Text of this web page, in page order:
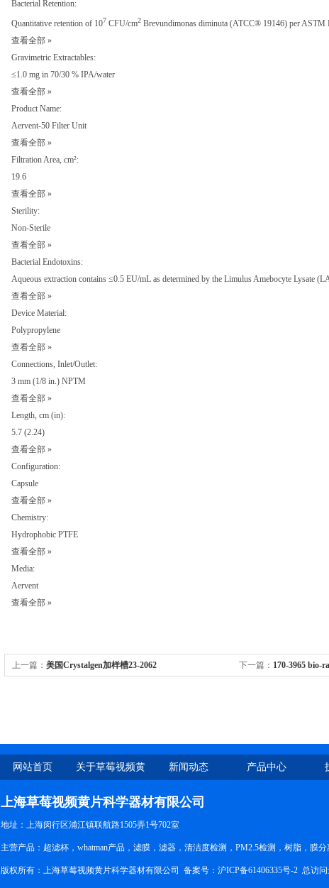
Bacterial Retention:
Quantitative retention of 107 CFU/cm2 Brevundimonas diminuta (ATCC® 19146) per ASTM
查看全部 »
Gravimetric Extractables:
≤1.0 mg in 70/30 % IPA/water
查看全部 »
Product Name:
Aervent-50 Filter Unit
查看全部 »
Filtration Area, cm²:
19.6
查看全部 »
Sterility:
Non-Sterile
查看全部 »
Bacterial Endotoxins:
Aqueous extraction contains ≤0.5 EU/mL as determined by the Limulus Amebocyte Lysate
查看全部 »
Device Material:
Polypropylene
查看全部 »
Connections, Inlet/Outlet:
3 mm (1/8 in.) NPTM
查看全部 »
Length, cm (in):
5.7 (2.24)
查看全部 »
Configuration:
Capsule
查看全部 »
Chemistry:
Hydrophobic PTFE
查看全部 »
Media:
Aervent
查看全部 »
上一篇： 美国Crystalgen加样槽23-2062 下一篇： 170-3965 bio-
网站首页 关于草莓视频黄
片
新闻动态 产品中心
上海草莓视频黄片科学器材有限公司
地址：上海闵行区浦江镇联航路1505弄1号702室
主营产品：超滤杯，whatman产品，滤膜，滤器，清洁度检测，PM2.5检测，树脂，
版权所有：上海草莓视频黄片科学器材有限公司 备案号： 沪ICP备61406335号-2 总访问